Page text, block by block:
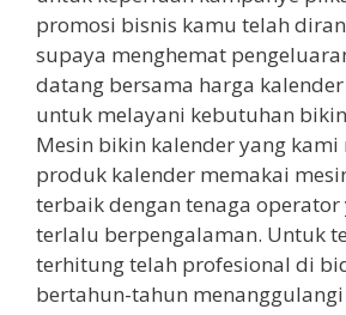
promosi bisnis kamu telah
supaya menghemat
datang bersama harga
untuk melayani kebutuhan
Mesin bikin kalender yang
produk kalender memakai
terbaik dengan tenaga operator
terlalu berpengalaman. Untuk
terhitung telah profesional di
bertahun-tahun